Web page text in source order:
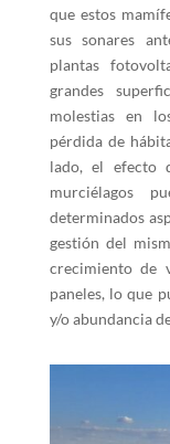
que estos
sus sonares
plantas
grandes
molestias en
pérdida de
lado, el efecto
murciélagos
determinados
gestión del
crecimiento de
paneles, lo que
y/o abundancia